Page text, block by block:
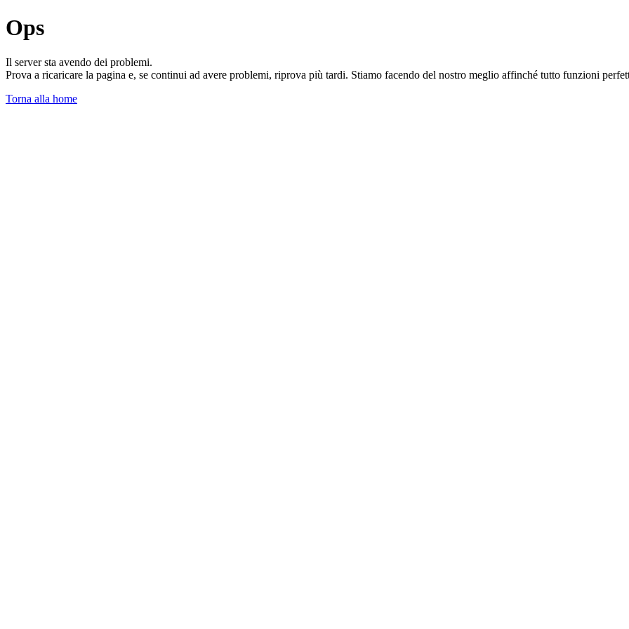
Ops
Il server sta avendo dei problemi.
Prova a ricaricare la pagina e, se continui ad avere problemi, riprova più tardi. Stiamo facendo del nostro meglio affinché tutto funzioni
Torna alla home